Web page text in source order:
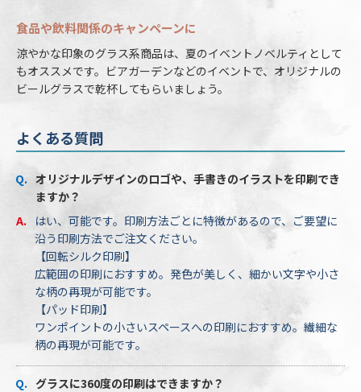
食品や飲料関係のキャンペーンに
涼やかな印象のグラス系商品は、夏のイベントノベルティとして
もオススメです。ビアガーデンなどのイベントで、オリジナルの
ビールグラスで乾杯してもらいましょう。
よくある質問
オリジナルデザインのロゴや、手書きのイラストを印刷でき
ますか？
はい、可能です。印刷方法ごとに特徴があるので、ご要望に
沿う印刷方法でご注文ください。
【回転シルク印刷】
広範囲の印刷におすすめ。発色が美しく、細かい文字や小さ
な柄の再現が可能です。
【パッド印刷】
ワンポイントの小さいスペースへの印刷におすすめ。繊細な
柄の再現が可能です。
グラスに360度の印刷はできますか？